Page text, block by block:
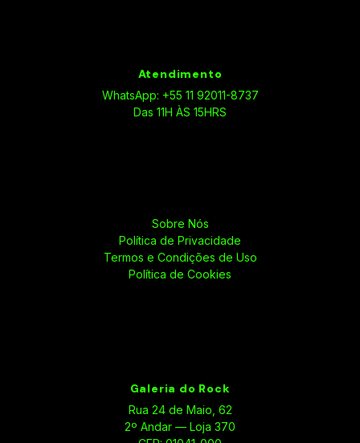
Atendimento
WhatsApp: +55 11 92011-8737
Das 11H ÀS 15HRS
Sobre Nós
Política de Privacidade
Termos e Condições de Uso
Política de Cookies
Galeria do Rock
Rua 24 de Maio, 62
2º Andar — Loja 370